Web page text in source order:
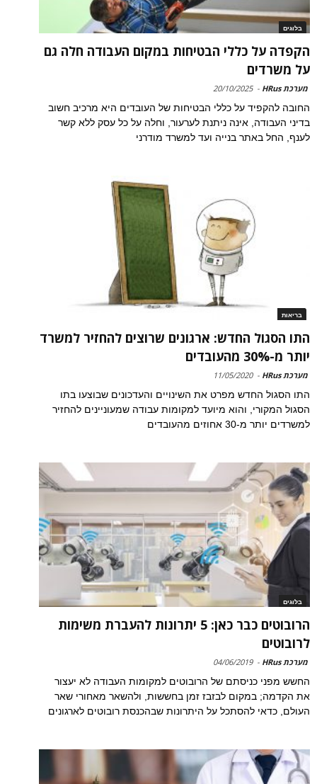
בלוגים
הקפדה על כללי הבטיחות במקום העבודה חלה גם
על משרדים
מערכת HRus -
20/10/2025
החובה להקפיד על כללי הבטיחות של העובדים היא מרכיב חשוב
בדיני העבודה, אינה ניתנת לערעור, וחלה על כל עסק ללא קשר
לענף, החל באתר בנייה ועד למשרד מודרני
בריאות
התו הסגול החדש: ארגונים שרוצים להחזיר למשרד
יותר מ-30% מהעובדים
מערכת HRus -
11/05/2020
התו הסגול החדש מפרט את השינויים והעדכונים שבוצעו בתו
הסגול המקורי, והוא מיועד למקומות עבודה שמעוניינים להחזיר
למשרדים יותר מ-30 אחוזים מהעובדים
בלוגים
הרובוטים כבר כאן: 5 יתרונות להעברת משימות
לרובוטים
מערכת HRus -
04/06/2019
החשש מפני כניסתם של הרובוטים למקומות העבודה לא יעצור
את הקדמה; במקום לבזבז זמן בחששות, ולהשאר מאחורי שאר
העולם, כדאי להסתכל על היתרונות שבהכנסת רובוטים לארגונים